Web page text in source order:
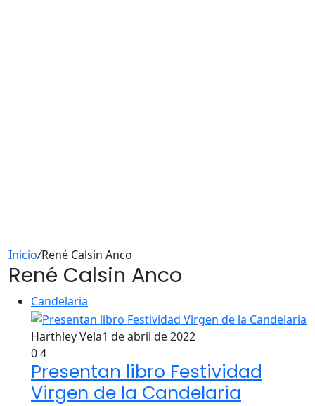
Inicio/René Calsin Anco
René Calsin Anco
Candelaria
Harthley Vela1 de abril de 2022
04
Presentan libro Festividad
Virgen de la Candelaria